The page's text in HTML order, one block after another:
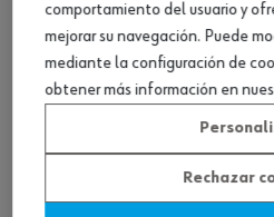
Ver
comportamiento del usuario y
mejorar su navegación. Puede
mediante la configuración de
obtener más información en
Rechazar